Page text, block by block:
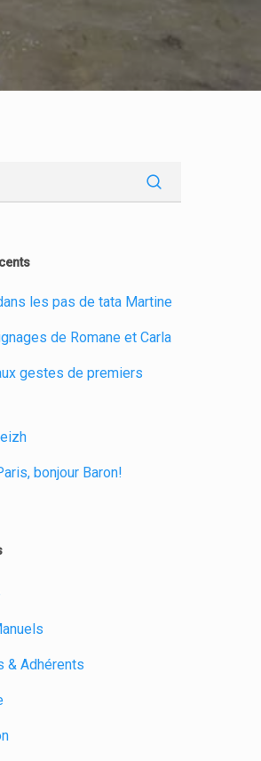
les pas de tata Martine
de Romane et Carla
gestes de premiers
bonjour Baron!
& Adhérents